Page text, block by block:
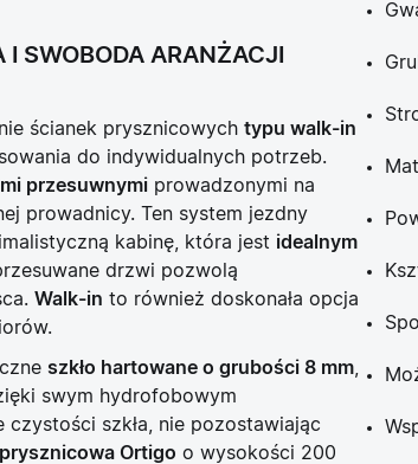
SWOBODA ARANŻACJI
ścianek prysznicowych typu walk-in
do indywidualnych potrzeb.
przesuwnymi prowadzonymi na
prowadnicy. Ten system jezdny
kabinę, która jest idealnym
drzwi pozwolą
Walk-in to również doskonała opcja
szkło hartowane o grubości 8 mm
swym hydrofobowym
czystości szkła, nie pozostawiając
Ortigo o wysokości 200